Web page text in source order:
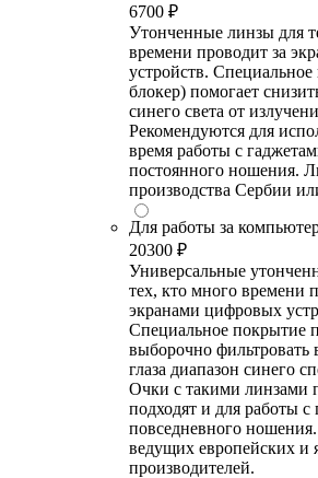
6700 ₽
Утонченные линзы для
времени проводит за
устройств.
блокер) помогает
синего света от
Рекомендуются для
время работы с
постоянного ношения.
производства Сербии
Для работы за
20300 ₽
Универсальные
тех, кто много времени
экранами цифровых
Специальное покрытие
выборочно фильтровать
глаза диапазон синего
Очки с такими линзами
подходят и для работы с
повседневного
ведущих европейских и
производителей.